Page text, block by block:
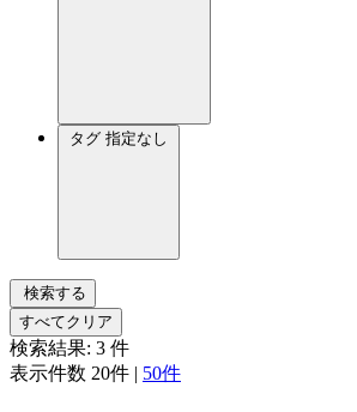
タグ 指定なし
検索する
すべてクリア
検索結果: 3 件
表示件数 20件 | 50件